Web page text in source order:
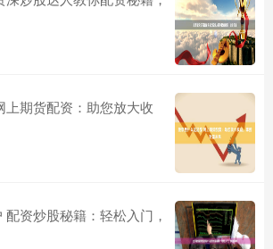
上期货配资：助您放大收
资炒股秘籍：轻松入门，